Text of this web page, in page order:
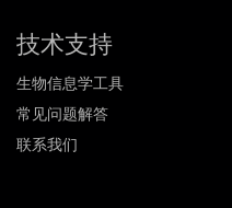
技术支持
生物信息学工具
常见问题解答
联系我们